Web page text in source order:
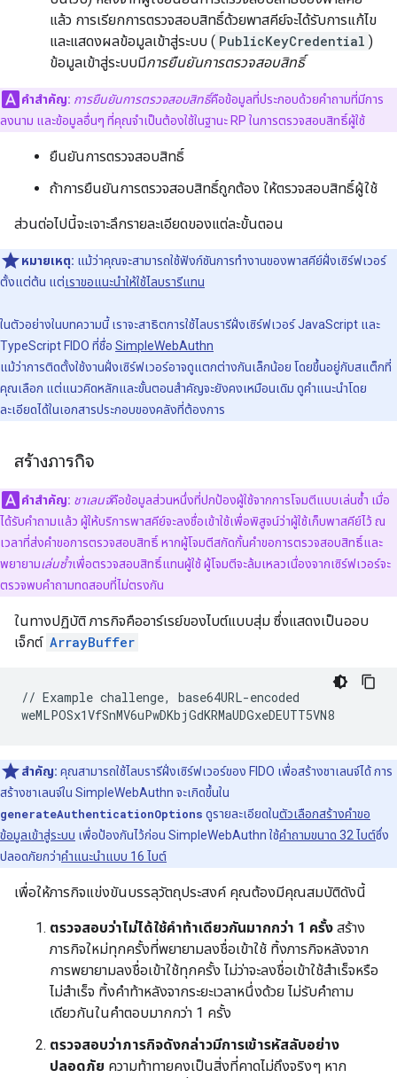
แล้ว การเรียกการตรวจสอบสิทธิ์ด้วยพาสคีย์จะได้รับการแก้ไข
และแสดงผลข้อมูลเข้าสู่ระบบ ( PublicKeyCredential )
ข้อมูลเข้าสู่ระบบมีการยืนยันการตรวจสอบสิทธิ์
คำสำคัญ: การยืนยันการตรวจสอบสิทธิ์คือข้อมูลที่ประกอบด้วยคำถามที่มีการ
ลงนาม และข้อมูลอื่นๆ ที่คุณจำเป็นต้องใช้ในฐานะ RP ในการตรวจสอบสิทธิ์ผู้ใช้
ยืนยันการตรวจสอบสิทธิ์
ถ้าการยืนยันการตรวจสอบสิทธิ์ถูกต้อง ให้ตรวจสอบสิทธิ์ผู้ใช้
ส่วนต่อไปนี้จะเจาะลึกรายละเอียดของแต่ละขั้นตอน
หมายเหตุ: แม้ว่าคุณจะสามารถใช้ฟังก์ชันการทำงานของพาสคีย์ฝั่งเซิร์ฟเวอร์
ตั้งแต่ต้น แต่เราขอแนะนำให้ใช้ไลบรารีแทน
ในตัวอย่างในบทความนี้ เราจะสาธิตการใช้ไลบรารีฝั่งเซิร์ฟเวอร์ JavaScript และ
TypeScript FIDO ที่ชื่อ SimpleWebAuthn
แม้ว่าการติดตั้งใช้งานฝั่งเซิร์ฟเวอร์อาจดูแตกต่างกันเล็กน้อย โดยขึ้นอยู่กับสแต็กที่
คุณเลือก แต่แนวคิดหลักและขั้นตอนสำคัญจะยังคงเหมือนเดิม ดูคำแนะนำโดย
ละเอียดได้ในเอกสารประกอบของคลังที่ต้องการ
สร้างภารกิจ
คำสำคัญ: ชาเลนจ์คือข้อมูลส่วนหนึ่งที่ปกป้องผู้ใช้จากการโจมตีแบบเล่นซ้ำ เมื่อ
ได้รับคำถามแล้ว ผู้ให้บริการพาสคีย์จะลงชื่อเข้าใช้เพื่อพิสูจน์ว่าผู้ใช้เก็บพาสคีย์ไว้ ณ
เวลาที่ส่งคำขอการตรวจสอบสิทธิ์ หากผู้โจมตีสกัดกั้นคำขอการตรวจสอบสิทธิ์และ
พยายามเล่นซ้ำเพื่อตรวจสอบสิทธิ์แทนผู้ใช้ ผู้โจมตีจะล้มเหลวเนื่องจากเซิร์ฟเวอร์จะ
ตรวจพบคำถามทดสอบที่ไม่ตรงกัน
ในทางปฏิบัติ ภารกิจคืออาร์เรย์ของไบต์แบบสุ่ม ซึ่งแสดงเป็นออบ
เจ็กต์ ArrayBuffer
// Example challenge, base64URL-encoded
สำคัญ: คุณสามารถใช้ไลบรารีฝั่งเซิร์ฟเวอร์ของ FIDO เพื่อสร้างชาเลนจ์ได้ การ
สร้างชาเลนจ์ใน SimpleWebAuthn จะเกิดขึ้นใน
generateAuthenticationOptions ดูรายละเอียดในตัวเลือกสร้างคำขอ
ข้อมูลเข้าสู่ระบบ เพื่อป้องกันไว้ก่อน SimpleWebAuthn ใช้คำถามขนาด 32 ไบต์ซึ่ง
ปลอดภัยกว่าคำแนะนำแบบ 16 ไบต์
เพื่อให้ภารกิจแข่งขันบรรลุวัตถุประสงค์ คุณต้องมีคุณสมบัติดังนี้
ตรวจสอบว่าไม่ได้ใช้คำท้าเดียวกันมากกว่า 1 ครั้ง สร้าง
ภารกิจใหม่ทุกครั้งที่พยายามลงชื่อเข้าใช้ ทิ้งภารกิจหลังจาก
การพยายามลงชื่อเข้าใช้ทุกครั้ง ไม่ว่าจะลงชื่อเข้าใช้สำเร็จหรือ
ไม่สำเร็จ ทิ้งคำท้าหลังจากระยะเวลาหนึ่งด้วย ไม่รับคำถาม
เดียวกันในคำตอบมากกว่า 1 ครั้ง
ตรวจสอบว่าภารกิจดังกล่าวมีการเข้ารหัสลับอย่าง
ปลอดภัย ความท้าทายคงเป็นสิ่งที่คาดไม่ถึงจริงๆ หาก